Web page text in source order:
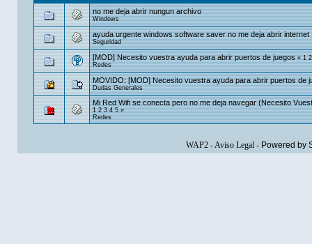
no me deja abrir nungun archivo
Windows
ayuda urgente windows software saver no me deja abrir internet
Seguridad
[MOD] Necesito vuestra ayuda para abrir puertos de juegos «1 2
Redes
MOVIDO: [MOD] Necesito vuestra ayuda para abrir puertos de
Dudas Generales
Mi Red Wifi se conecta pero no me deja navegar (Necesito
1 2 3 4 5»
Redes
WAP2-Aviso Legal- Powered by